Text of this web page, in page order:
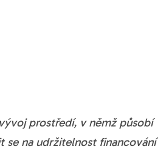
prostředí, v němž působí
se na udržitelnost financování